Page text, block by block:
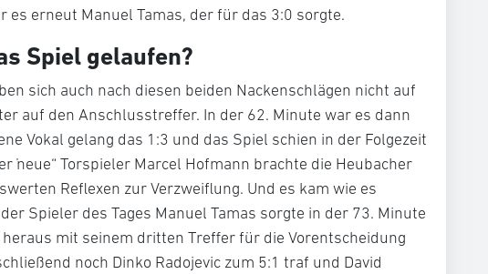
es erneut Manuel Tamas, der für das 3:0 sorgte.
Spiel gelaufen?
sich auch nach diesen beiden Nackenschlägen nicht auf
auf den Anschlusstreffer. In der 62. Minute war es dann
Vokal gelang das 1:3 und das Spiel schien in der Folgezeit
„neue“ Torspieler Marcel Hofmann brachte die Heubacher
Reflexen zur Verzweiflung. Und es kam wie es
Spieler des Tages Manuel Tamas sorgte in der 73. Minute
mit seinem dritten Treffer für die Vorentscheidung
noch Dinko Radojevic zum 5:1 traf und David